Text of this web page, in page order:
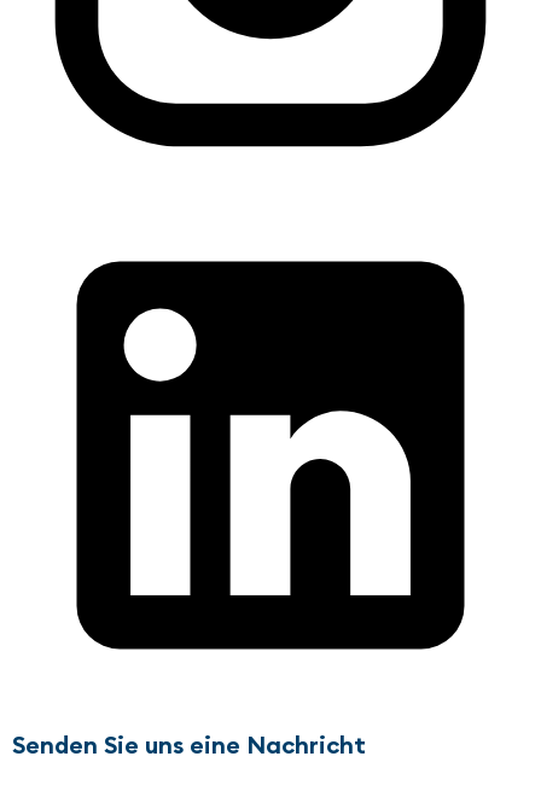
Senden Sie uns eine Nachricht